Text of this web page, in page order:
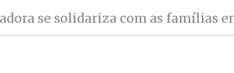
se solidariza com as famílias